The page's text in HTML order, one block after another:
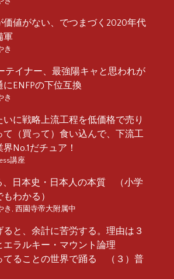
価値がない、でつまづく2020年代
軍
き
テイナー、最強陽キャと思われが
ENFPの下位互換
き
に戦略上流工程を低価格で売り
て（買って）食い込んで、下流工
No.1だチュア！
講座
、日本史・日本人の本質 （小学
わかる）
き , 西園寺帝大附属中
と、余計に苦労する。理由は３
ラルキー・マウント論理
てることの世界で踊る （３）普